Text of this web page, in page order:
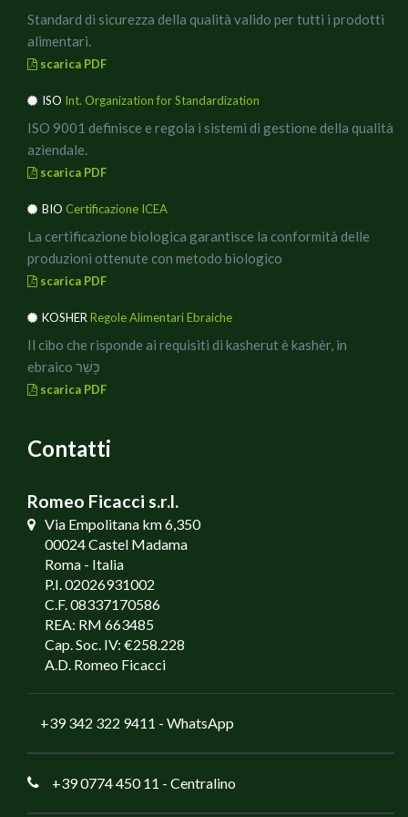
Cuocere gli spaghetti al dente, scolare, mettere una parte
del sugo in un padellone a bordi alti, spadellare per bene,
ultimare con delle briciole di ricotta affumicata e servire.
forchetta, in ogni piatto prima mettete del sugo, poi due
o tre nidi di spaghetto, qualche rametto di rosmarino e
delle briciole di Ricotta affumicata.
In abbinamento un buon vino dealcolizzato, ideale anche
Buon Appetito!!
Standard di sicurezza della qualità valido per tutti i prodotti
alimentari.
scarica PDF
ISO Int. Organization for Standardization
ISO 9001 definisce e regola i sistemi di gestione della qualità
aziendale.
scarica PDF
BIO Certificazione ICEA
La certificazione biologica garantisce la conformità delle
produzioni ottenute con metodo biologico
scarica PDF
KOSHER Regole Alimentari Ebraiche
Il cibo che risponde ai requisiti di kasherut è kashèr, in
ebraico כָּשֵׁר
scarica PDF
Contatti
Romeo Ficacci s.r.l.
Via Empolitana km 6,350
00024 Castel Madama
Roma - Italia
P.I. 02026931002
C.F. 08337170586
REA: RM 663485
Cap. Soc. IV: €258.228
A.D. Romeo Ficacci
+39 342 322 9411 - WhatsApp
+39 0774 450 11 - Centralino